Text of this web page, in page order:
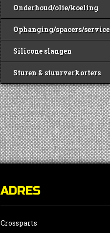
Onderhoud/olie/koeling
Ophanging/spacers/service
Silicone slangen
Sturen & stuurverkorters
ADRES
Crossparts